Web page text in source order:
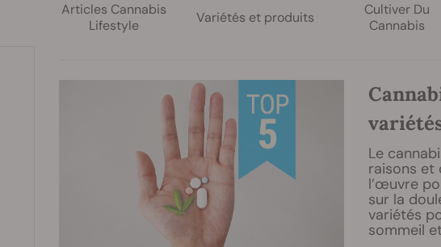
Articles Cannabis
Lifestyle
Variétés et produits
Cultiver Du
Cannabis
Le
raisons et
l’œuvre
sur la
variétés
sommeil